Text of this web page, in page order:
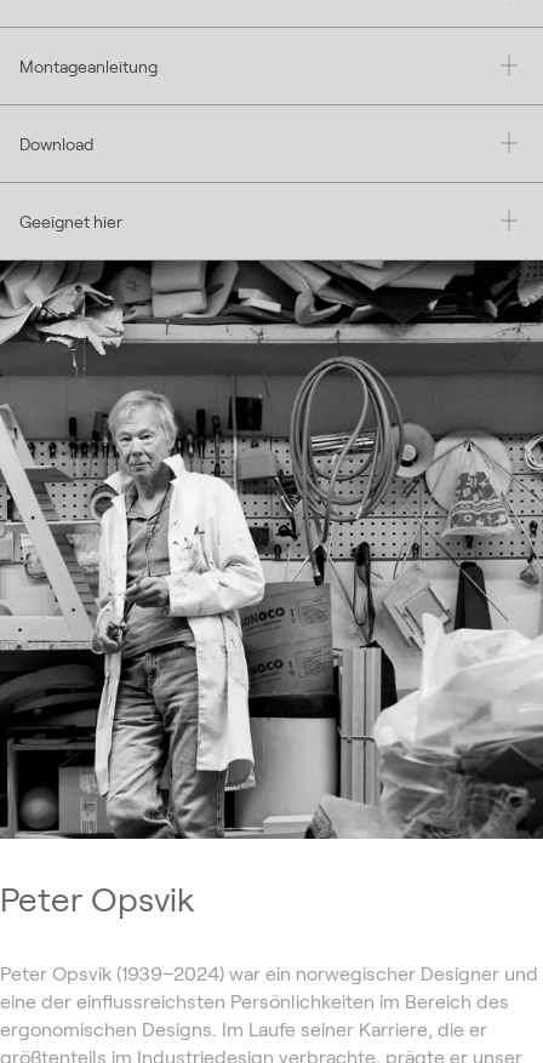
Montageanleitung
Download
Geeignet hier
Peter Opsvik
Peter Opsvik (1939–2024) war ein norwegischer Designer und
eine der einflussreichsten Persönlichkeiten im Bereich des
ergonomischen Designs. Im Laufe seiner Karriere, die er
größtenteils im Industriedesign verbrachte, prägte er unser